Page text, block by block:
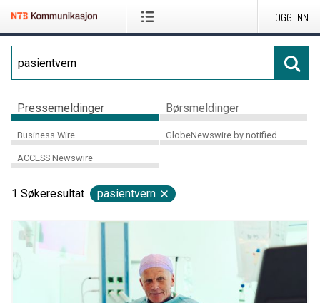
LOGG INN
Pressemeldinger Børsmeldinger
Business Wire GlobeNewswire by notified
ACCESS Newswire
1 Søkeresultat pasientvern